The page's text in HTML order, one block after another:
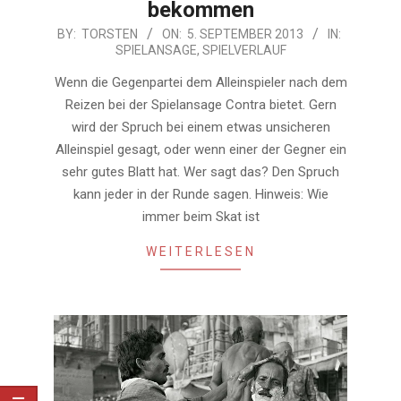
bekommen
2013-
05
BY: TORSTEN ON: 5. SEPTEMBER 2013
IN:
SPIELANSAGE, SPIELVERLAUF
Wenn die Gegenpartei dem Alleinspieler nach dem
Reizen bei der Spielansage Contra bietet. Gern
wird der Spruch bei einem etwas unsicheren
Alleinspiel gesagt, oder wenn einer der Gegner ein
sehr gutes Blatt hat. Wer sagt das? Den Spruch
kann jeder in der Runde sagen. Hinweis: Wie
immer beim Skat ist
WEITERLESEN